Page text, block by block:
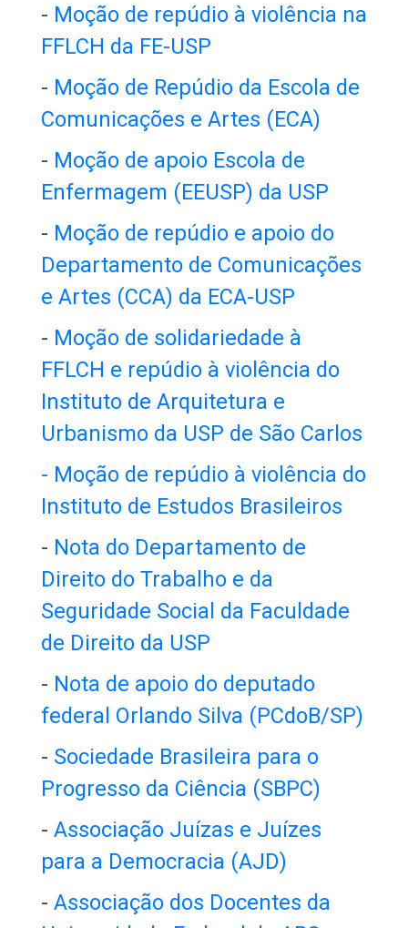
- Moção de repúdio à violência na
FFLCH da FE-USP
- Moção de Repúdio da Escola de
Comunicações e Artes (ECA)
- Moção de apoio Escola de
Enfermagem (EEUSP) da USP
- Moção de repúdio e apoio do
Departamento de Comunicações
e Artes (CCA) da ECA-USP
- Moção de solidariedade à
FFLCH e repúdio à violência do
Instituto de Arquitetura e
Urbanismo da USP de São Carlos
- Moção de repúdio à violência do
Instituto de Estudos Brasileiros
- Nota do Departamento de
Direito do Trabalho e da
Seguridade Social da Faculdade
de Direito da USP
- Nota de apoio do deputado
federal Orlando Silva (PCdoB/SP)
- Sociedade Brasileira para o
Progresso da Ciência (SBPC)
- Associação Juízas e Juízes
para a Democracia (AJD)
- Associação dos Docentes da